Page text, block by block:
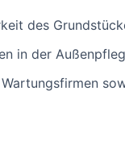
des
in der